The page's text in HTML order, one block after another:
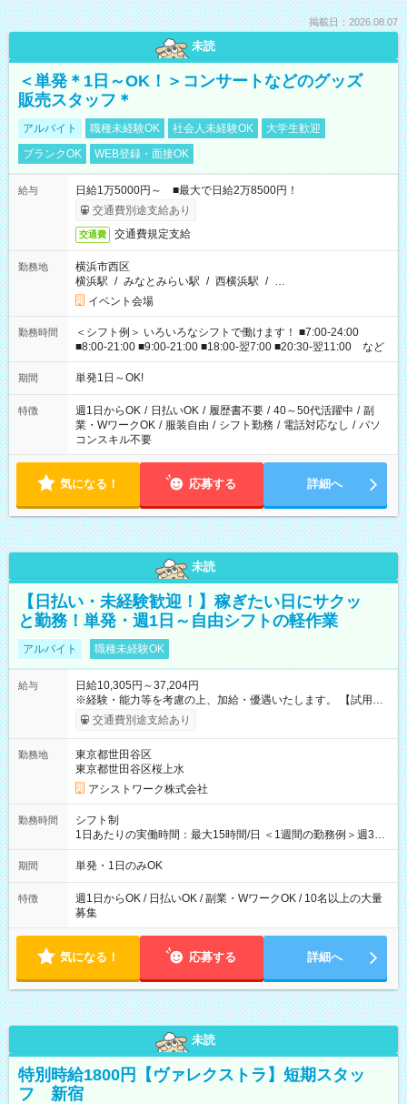
掲載日：2026.08.07
未読
＜単発＊1日～OK！＞コンサートなどのグッズ
販売スタッフ＊
アルバイト 職種未経験OK 社会人未経験OK
大学生歓迎
ブランクOK
WEB登録・面接OK
給与
日給1万5000円～ ■最大で日給2万8500円！
交通費別途支給あり
交通費 交通費規定支給
勤務地
横浜市西区
横浜駅 / みなとみらい駅 / 西横浜駅 / …
イベント会場
勤務時間
＜シフト例＞ いろいろなシフトで働けます！ ■7:00-24:00
■8:00-21:00 ■9:00-21:00 ■18:00-翌7:00 ■20:30-翌11:00 など
期間 単発1日～OK!
特徴 週1日からOK / 日払いOK / 履歴書不要 / 40～50代活躍中 / 副
業・WワークOK / 服装自由 / シフト勤務 / 電話対応なし / パソ
コンスキル不要
気になる！ 応募する 詳細へ
未読
【日払い・未経験歓迎！】稼ぎたい日にサクッ
と勤務！単発・週1日～自由シフトの軽作業
アルバイト 職種未経験OK
給与
日給10,305円～37,204円
※経験・能力等を考慮の上、加給・優遇いたします。 【試用期
間】試用期間なし
交通費別途支給あり
勤務地
東京都世田谷区
東京都世田谷区桜上水
アシストワーク株式会社
勤務時間
シフト制
1日あたりの実働時間：最大15時間/日 ＜1週間の勤務例＞週3回
勤務 勤務：月・水・金 休み：火・木・土・日 好きな時にお仕事
可能です！ ※1日あたりの最大実働時間は日勤、夜勤共に勤務し
期間 単発・1日のみOK
特徴
週1日からOK / 日払いOK / 副業・WワークOK / 10名以上の大量
募集
気になる！ 応募する 詳細へ
未読
特別時給1800円【ヴァレクストラ】短期スタッ
フ 新宿